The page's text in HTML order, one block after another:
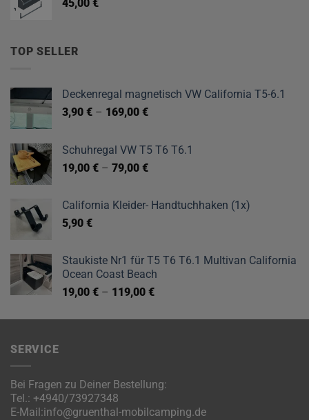
45,00 €
TOP SELLER
Deckenregal magnetisch VW California T5-6.1
3,90 € – 169,00 €
Schuhregal VW T5 T6 T6.1
19,00 € – 79,00 €
California Kleider- Handtuchhaken (1x)
5,90 €
Staukiste Nr1 für T5 T6 T6.1 Multivan California
Ocean Coast Beach
19,00 € – 119,00 €
SERVICE
Bei Fragen zu Deiner Bestellung:
Tel.: +4940/73927348
E-Mail:info@gruenthal-mobilcamping.de